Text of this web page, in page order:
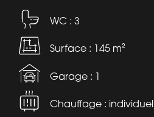
WC : 3
Surface : 145 m²
Garage : 1
Chauffage : individuel